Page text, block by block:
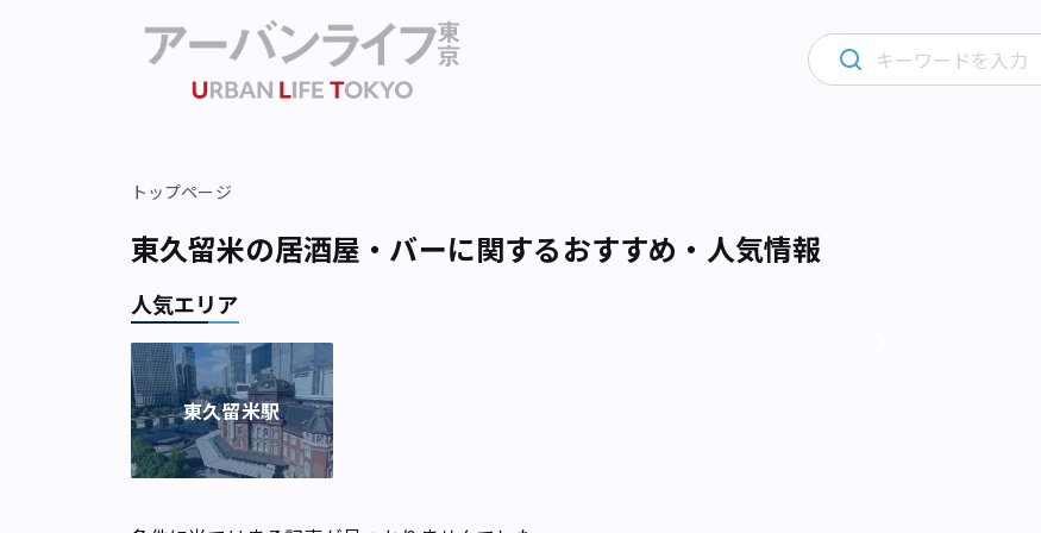
トップページ
東久留米の居酒屋・バーに関するおすすめ・人気情報
人気エリア
東久留米駅